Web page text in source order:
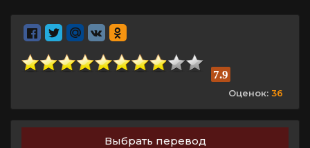
7.9
Оценок: 36
Выбрать перевод